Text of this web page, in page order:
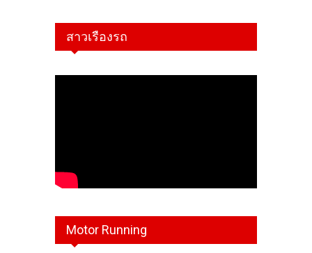
สาวเรืองรถ
Motor Running